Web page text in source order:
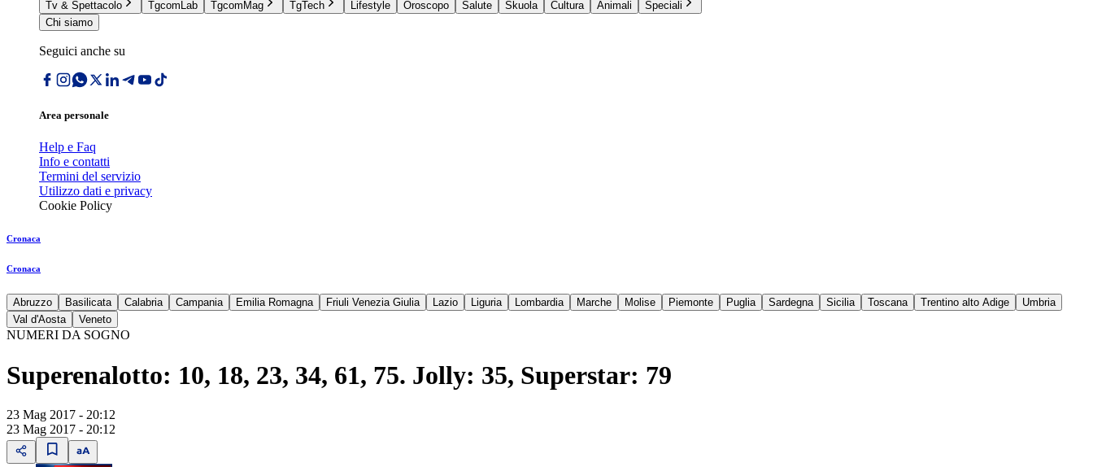
Tv & Spettacolo
TgcomLab TgcomMag TgTech Lifestyle Oroscopo Salute Skuola Cultura Animali
Speciali
Chi siamo
Seguici anche su
Area personale
Help e Faq
Info e contatti
Termini del servizio
Utilizzo dati e privacy
Cookie Policy
Cronaca
Cronaca
Abruzzo Basilicata Calabria Campania Emilia Romagna Friuli Venezia Giulia Lazio Liguria Lombardia Marche Molise Piemonte Puglia Sardegna Sicilia Toscana Trentino alto Adige
Umbria
Val d'Aosta
Veneto
NUMERI DA SOGNO
Superenalotto: 10, 18, 23, 34, 61, 75. Jolly: 35, Superstar: 79
23 Mag 2017 - 20:12
23 Mag 2017 - 20:12